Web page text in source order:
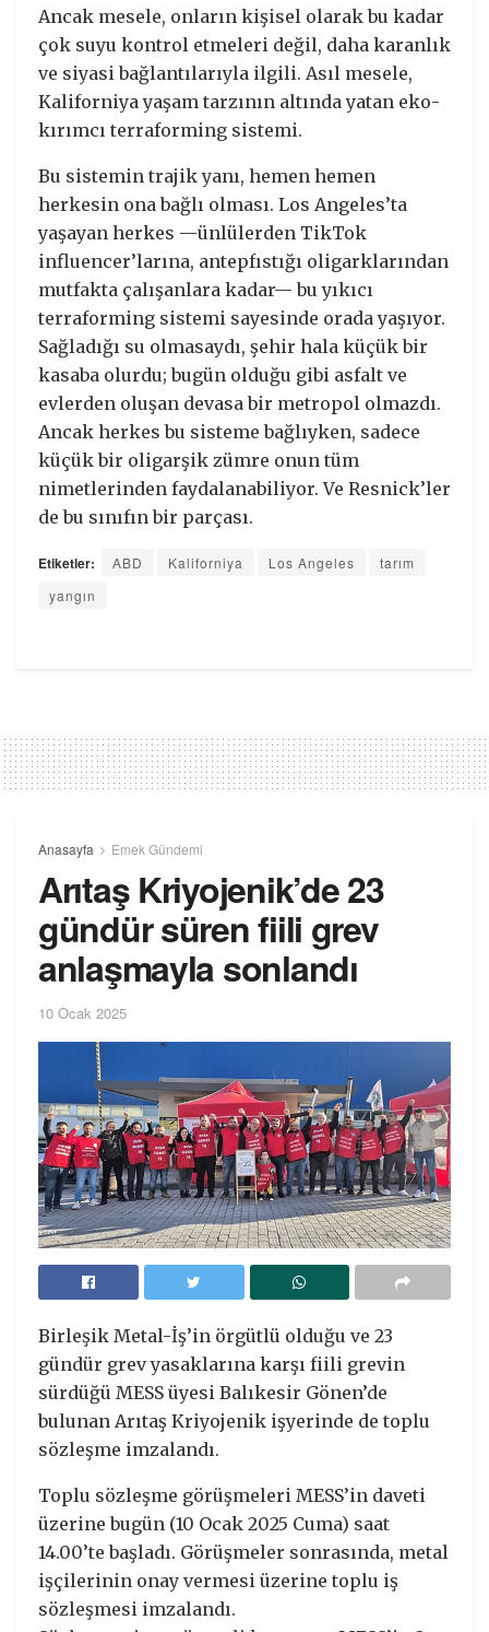
Ancak mesele, onların kişisel olarak bu kadar
çok suyu kontrol etmeleri değil, daha karanlık
ve siyasi bağlantılarıyla ilgili. Asıl mesele,
Kaliforniya yaşam tarzının altında yatan eko-
kırımcı terraforming sistemi.
Bu sistemin trajik yanı, hemen hemen
herkesin ona bağlı olması. Los Angeles’ta
yaşayan herkes —ünlülerden TikTok
influencer’larına, antepfıstığı oligarklarından
mutfakta çalışanlara kadar— bu yıkıcı
terraforming sistemi sayesinde orada yaşıyor.
Sağladığı su olmasaydı, şehir hala küçük bir
kasaba olurdu; bugün olduğu gibi asfalt ve
evlerden oluşan devasa bir metropol olmazdı.
Ancak herkes bu sisteme bağlıyken, sadece
küçük bir oligarşik zümre onun tüm
nimetlerinden faydalanabiliyor. Ve Resnick’ler
de bu sınıfın bir parçası.
Etiketler: ABD Kaliforniya Los Angeles
tarım
yangın
Anasayfa Emek Gündemi
Arıtaş Kriyojenik’de 23
gündür süren fiili grev
anlaşmayla sonlandı
10 Ocak 2025
Birleşik Metal-İş’in örgütlü olduğu ve 23
gündür grev yasaklarına karşı fiili grevin
sürdüğü MESS üyesi Balıkesir Gönen’de
bulunan Arıtaş Kriyojenik işyerinde de toplu
sözleşme imzalandı.
Toplu sözleşme görüşmeleri MESS’in daveti
üzerine bugün (10 Ocak 2025 Cuma) saat
14.00’te başladı. Görüşmeler sonrasında, metal
işçilerinin onay vermesi üzerine toplu iş
sözleşmesi imzalandı.